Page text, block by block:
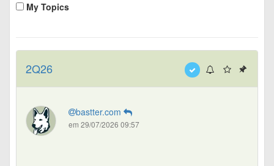
My Topics
2Q26
bastter.com
em 29/07/2026 09:57